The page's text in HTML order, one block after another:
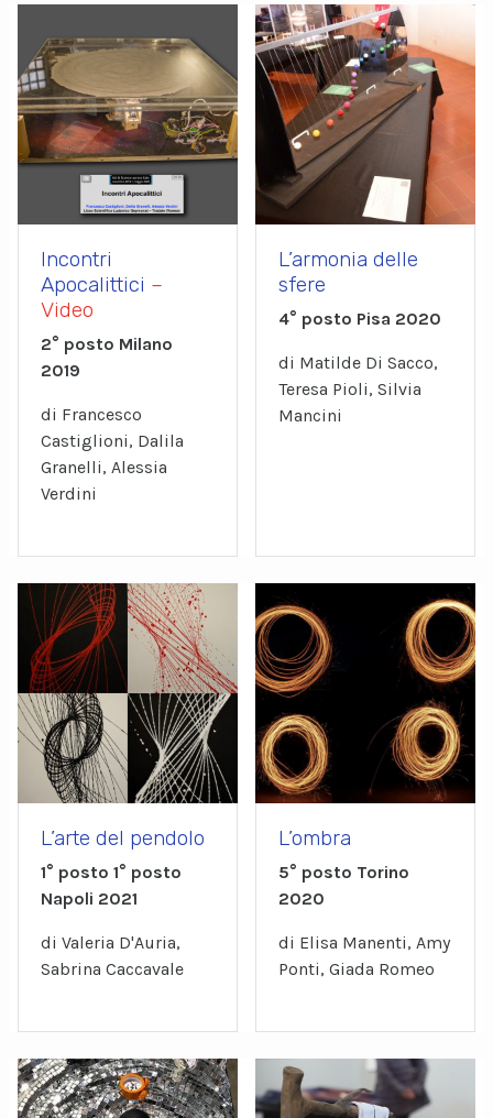
Incontri
Apocalittici –
Video
2° posto Milano
2019
di Francesco
Castiglioni, Dalila
Granelli, Alessia
Verdini
L’armonia delle
sfere
4° posto Pisa 2020
di Matilde Di Sacco,
Teresa Pioli, Silvia
Mancini
L’arte del pendolo
1° posto 1° posto
Napoli 2021
di Valeria D'Auria,
Sabrina Caccavale
L’ombra
5° posto Torino
2020
di Elisa Manenti, Amy
Ponti, Giada Romeo